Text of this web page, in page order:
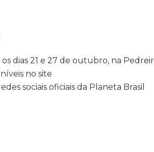
dias 21 e 27 de outubro, na
no site
sociais oficiais da Planeta Brasil